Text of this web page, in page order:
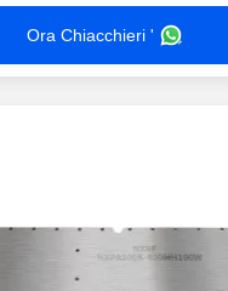
Ora Chiacchieri '